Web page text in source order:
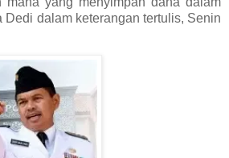
Dedi dalam keterangan tertulis, Senin